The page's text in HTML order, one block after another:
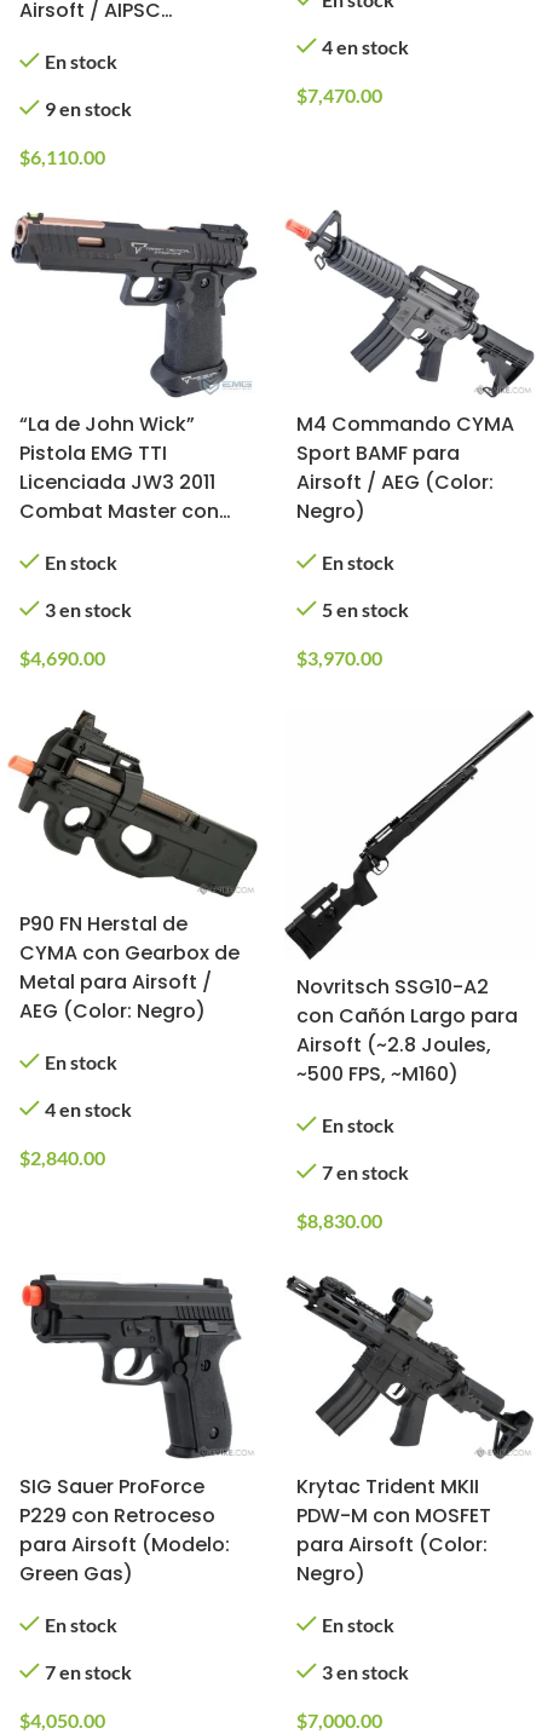
Airsoft / AIPSC
Longitud: 4.3″)
En stock
9 en stock
$6,110.00
4 en stock
$7,470.00
“La de John Wick”
Pistola EMG TTI
Licenciada JW3 2011
Combat Master con
para Airsoft
En stock
3 en stock
$4,690.00
M4 Commando CYMA
Sport BAMF para
Airsoft / AEG (Color:
Negro)
En stock
5 en stock
$3,970.00
P90 FN Herstal de
CYMA con Gearbox de
Metal para Airsoft /
AEG (Color: Negro)
En stock
4 en stock
$2,840.00
Novritsch SSG10-A2
con Cañón Largo para
Airsoft (~2.8 Joules,
~500 FPS, ~M160)
En stock
7 en stock
$8,830.00
SIG Sauer ProForce
P229 con Retroceso
para Airsoft (Modelo:
Green Gas)
En stock
7 en stock
$4,050.00
Krytac Trident MKII
PDW-M con MOSFET
para Airsoft (Color:
Negro)
En stock
3 en stock
$7,000.00